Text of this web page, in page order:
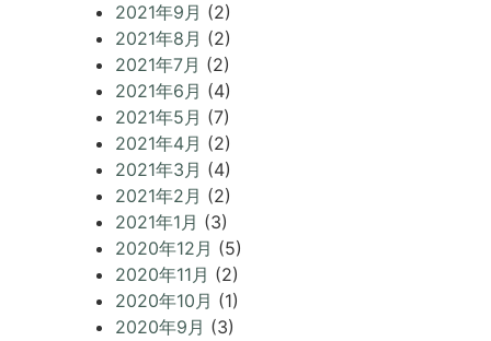
2021年9月 (2)
2021年8月 (2)
2021年7月 (2)
2021年6月 (4)
2021年5月 (7)
2021年4月 (2)
2021年3月 (4)
2021年2月 (2)
2021年1月 (3)
2020年12月 (5)
2020年11月 (2)
2020年10月 (1)
2020年9月 (3)